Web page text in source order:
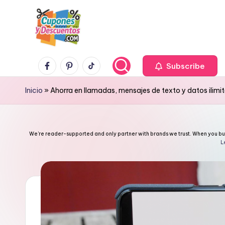
C
u
p
o
e
Ahorra
con
estas
ofertas
y
FacebookPinterestTikTok Subscribe
Inicio »Ahorra en llamadas, mensajes de texto y datos
We're reader-supported and only partner with brands we trust. When you